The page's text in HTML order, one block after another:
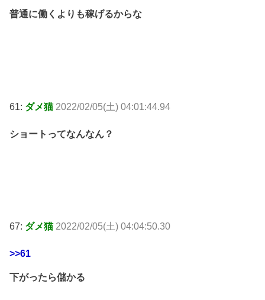
普通に働くよりも稼げるからな
61: ダメ猫 2022/02/05(土) 04:01:44.94
ショートってなんなん？
67: ダメ猫 2022/02/05(土) 04:04:50.30
>>61
下がったら儲かる